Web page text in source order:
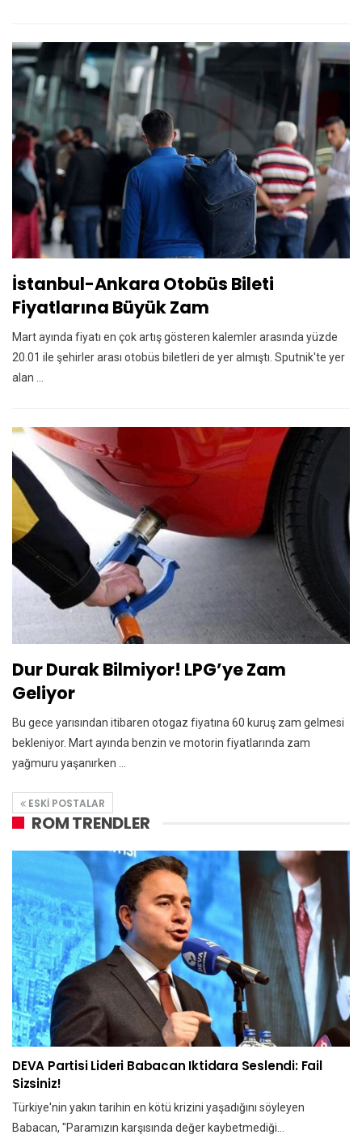
İstanbul-Ankara Otobüs Bileti
Fiyatlarına Büyük Zam
Mart ayında fiyatı en çok artış gösteren kalemler arasında yüzde
20.01 ile şehirler arası otobüs biletleri de yer almıştı. Sputnik'te yer
alan ...
Dur Durak Bilmiyor! LPG’ye Zam
Geliyor
Bu gece yarısından itibaren otogaz fiyatına 60 kuruş zam gelmesi
bekleniyor. Mart ayında benzin ve motorin fiyatlarında zam
yağmuru yaşanırken ...
ESKI POSTALAR
ROM TRENDLER
DEVA Partisi Lideri Babacan Iktidara Seslendi: Fail
Sizsiniz!
Türkiye'nin yakın tarihin en kötü krizini yaşadığını söyleyen
Babacan, "Paramızın karşısında değer kaybetmediği…